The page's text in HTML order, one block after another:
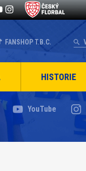
FANSHOP T.B.C.
HISTORIE
YouTube